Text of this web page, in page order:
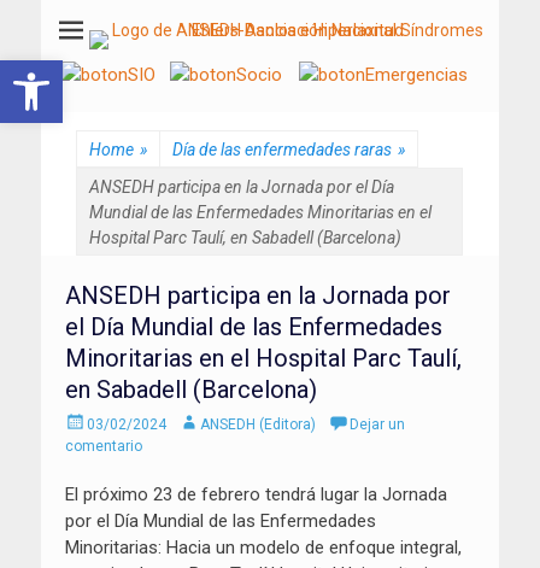
Abrir barra de herramientas
ANSEDH
Asociación Nacional del Síndrome de Ehlers-Danlos e Hiperlaxitud
Home » Día de las enfermedades raras »
ANSEDH participa en la Jornada por el Día
Mundial de las Enfermedades Minoritarias en el
Hospital Parc Taulí, en Sabadell (Barcelona)
ANSEDH participa en la Jornada por
el Día Mundial de las Enfermedades
Minoritarias en el Hospital Parc Taulí,
en Sabadell (Barcelona)
Enviado
el
03/02/2024 AutorANSEDH (Editora)
Dejar un
comentario
El próximo 23 de febrero tendrá lugar la Jornada
por el Día Mundial de las Enfermedades
Minoritarias: Hacia un modelo de enfoque integral,